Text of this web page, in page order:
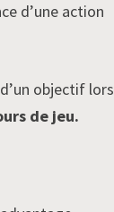
d’une action
objectif lors
de jeu.